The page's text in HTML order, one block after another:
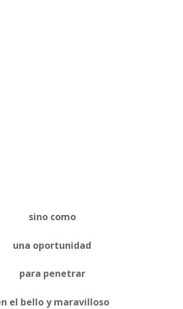
sino como
una oportunidad
para penetrar
el bello y maravilloso